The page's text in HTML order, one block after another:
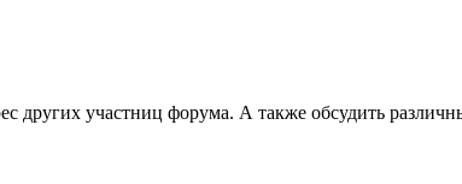
других участниц форума. А также обсудить